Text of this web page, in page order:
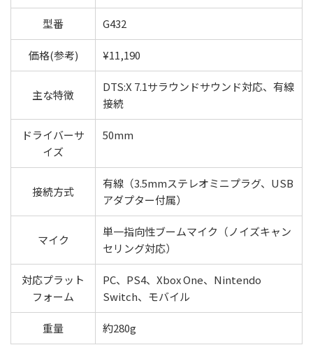
型番 G432
価格(参考) ¥11,190
主な特徴
DTS:X 7.1サラウンドサウンド対応、有線
接続
ドライバーサ
イズ
50mm
接続方式
有線（3.5mmステレオミニプラグ、USB
アダプター付属）
マイク
単一指向性ブームマイク（ノイズキャン
セリング対応）
対応プラット
フォーム
PC、PS4、Xbox One、Nintendo
Switch、モバイル
重量 約280g